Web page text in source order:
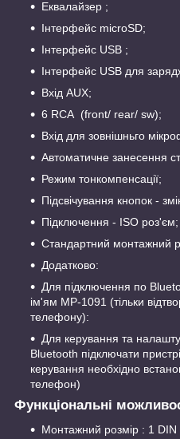
Еквалайзер ;
Інтерфейс microSD;
Інтерфейс USB ;
Інтерфейс USB для
Вхід AUX;
6 RCA (front/ rear/ sw);
Вхід для зовнішньго
Автоматичне занесення
Режим тонкомпенсації;
Підсвічування кнопок -
Підключення - ISO роз'єм;
Стандартний монтажний
Додатково:
Для підключення по
ім'ям MP-1091 (тільки
телефону):
Для керування та
Bluetooth підключати
керування необхідно
телефон)
Функціональні
Монтажний розмір : 1 DIN